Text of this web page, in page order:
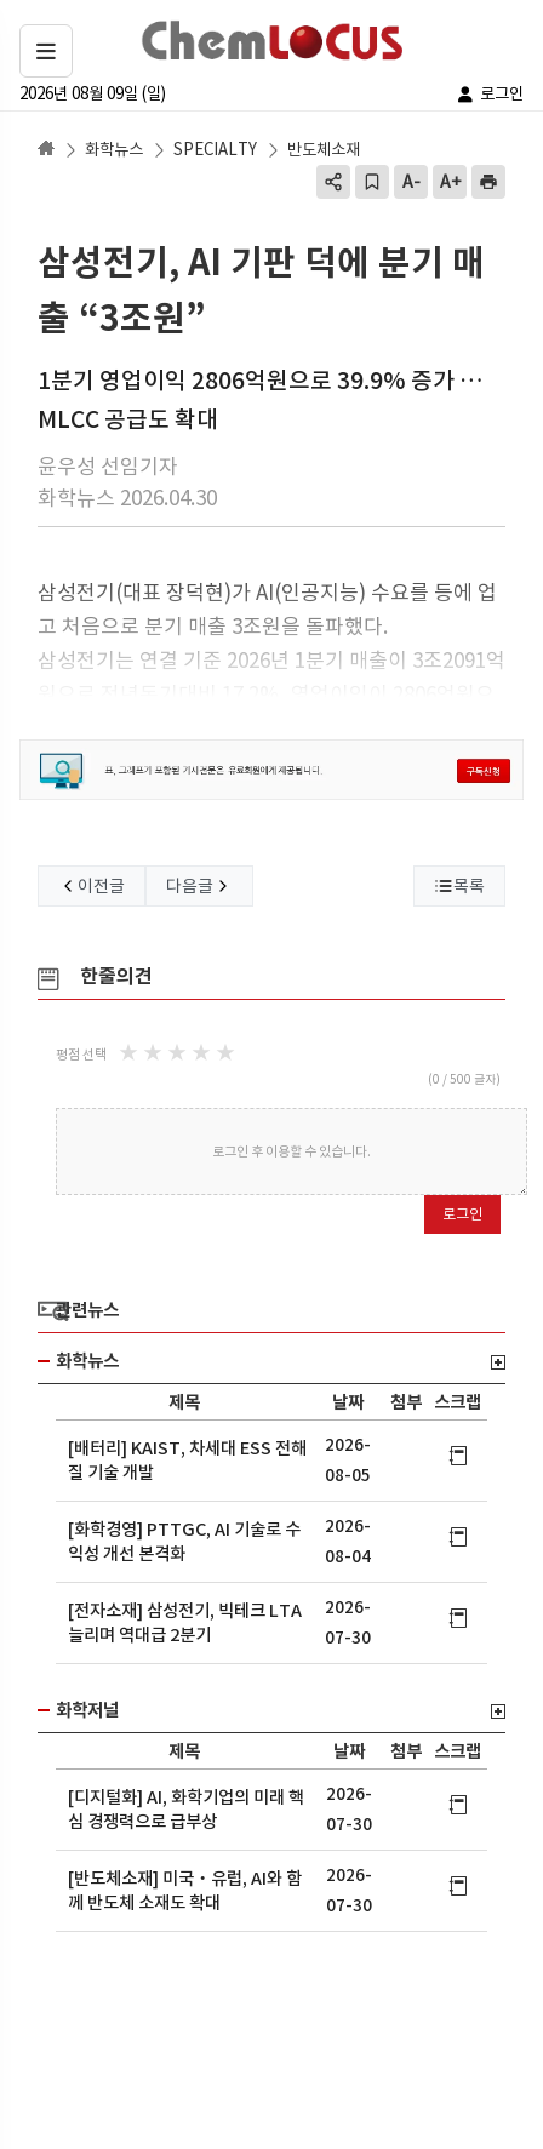
2026년 08월 09일 (일) 로그인
화학뉴스 SPECIALTY 반도체소재
삼성전기, AI 기판 덕에 분기 매
출 “3조원”
1분기 영업이익 2806억원으로 39.9% 증가 …
MLCC 공급도 확대
윤우성 선임기자
화학뉴스 2026.04.30
삼성전기(대표 장덕현)가 AI(인공지능) 수요를 등에 업
고 처음으로 분기 매출 3조원을 돌파했다.
삼성전기는 연결 기준 2026년 1분기 매출이 3조2091억
이익은 2527억원으로 78.4% 급증했다.
산업・전장용 고부가제품 수요를 바탕으로 AI 서버 및
가 영업실적 개선에 기여한 것으로 분석된다.
이전글 다음글 목록
한줄의견
평점 선택 ★ ★ ★ ★ ★
(0 / 500 글자)
로그인 후 이용할 수 있습니다.
로그인
관련뉴스
화학뉴스
제목
날짜 첨부 스크랩
[배터리] KAIST, 차세대 ESS 전해
질 기술 개발
2026-
08-05
[화학경영] PTTGC, AI 기술로 수
익성 개선 본격화
2026-
08-04
[전자소재] 삼성전기, 빅테크 LTA
늘리며 역대급 2분기
2026-
07-30
화학저널
제목
날짜 첨부 스크랩
[디지털화] AI, 화학기업의 미래 핵
심 경쟁력으로 급부상
2026-
07-30
[반도체소재] 미국‧유럽, AI와 함
께 반도체 소재도 확대
2026-
07-30